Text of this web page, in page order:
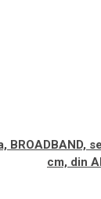
BROADBAND,
cm, din